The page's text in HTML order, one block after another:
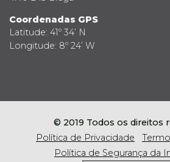
Coordenadas GPS
Latitude: 41º 34’ N
Longitude: 8º 24’ W
© 2019 Todos os direitos
Política de Privacidade
Política de Segurança da